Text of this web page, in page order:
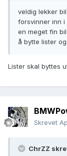
veldig lekker
forsvinner inn i
en meget fin
å bytte lister
Lister skal byttes
Skrevet
ChrZZ